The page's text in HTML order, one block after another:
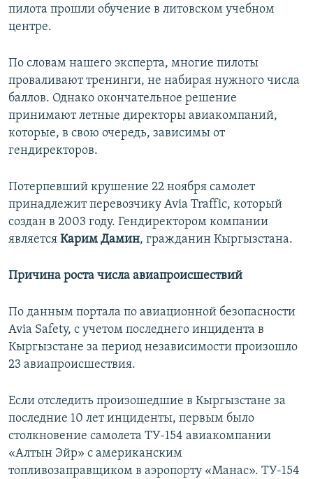
пилота прошли обучение в литовском учебном
центре.
По словам нашего эксперта, многие пилоты
проваливают тренинги, не набирая нужного числа
баллов. Однако окончательное решение
принимают летные директоры авиакомпаний,
которые, в свою очередь, зависимы от
гендиректоров.
Потерпевший крушение 22 ноября самолет
принадлежит перевозчику Avia Traffic, который
создан в 2003 году. Гендиректором компании
является Карим Дамин, гражданин Кыргызстана.
Причина роста числа авиапроисшествий
По данным портала по авиационной безопасности
Avia Safety, с учетом последнего инцидента в
Кыргызстане за период независимости произошло
23 авиапроисшествия.
Если отследить произошедшие в Кыргызстане за
последние 10 лет инциденты, первым было
столкновение самолета ТУ-154 авиакомпании
«Алтын Эйр» с американским
топливозаправщиком в аэропорту «Манас». ТУ-154